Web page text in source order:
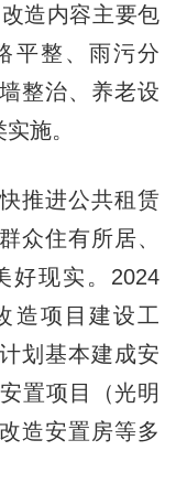
造内容主要包
平整、雨污分
整治、养老设
施。
推进公共租赁
众住有所居、
好现实。2024
造项目建设工
划基本建成安
置项目（光明
造安置房等多